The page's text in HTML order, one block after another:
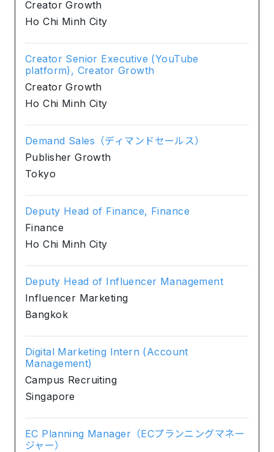
Creator Growth
Ho Chi Minh City
Creator Senior Executive (YouTube
platform), Creator Growth
Creator Growth
Ho Chi Minh City
Demand Sales（ディマンドセールス）
Publisher Growth
Tokyo
Deputy Head of Finance, Finance
Finance
Ho Chi Minh City
Deputy Head of Influencer Management
Influencer Marketing
Bangkok
Digital Marketing Intern (Account
Management)
Campus Recruiting
Singapore
EC Planning Manager（ECプランニングマネー
ジャー）